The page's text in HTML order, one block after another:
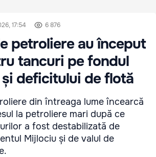
17:54 6 876
petroliere au început
tancuri pe fondul
deficitului de flotă
din întreaga lume încearcă
la petroliere mari după ce
a fost destabilizată de
Mijlociu și de valul de